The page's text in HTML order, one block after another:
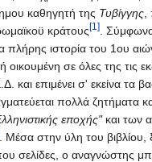
καθηγητή της Τυβίγγης
κράτους[1] .
πλήρης ιστορία του 1ου
σε όλες της τις
και επιμένει σ' εκείνα τα
πολλά ζητήματα
εποχής"και των
. Μέσα στην ύλη του βιβλίου,
σελίδες, ο αναγνώστης